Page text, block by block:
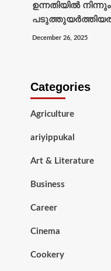
ഉന്നതിയിൽ
പടുത്തുയർത്തിയത്
December 26, 2025
Categories
Agriculture
ariyippukal
Art & Literature
Business
Career
Cinema
Cookery